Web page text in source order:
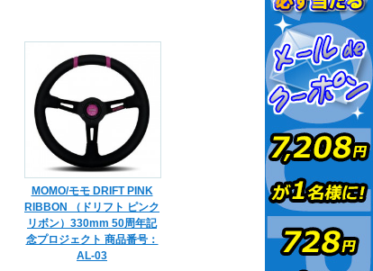
MOMO/モモ DRIFT PINK
RIBBON （ドリフト ピンク
リボン）330mm 50周年記
念プロジェクト 商品番号：
AL-03